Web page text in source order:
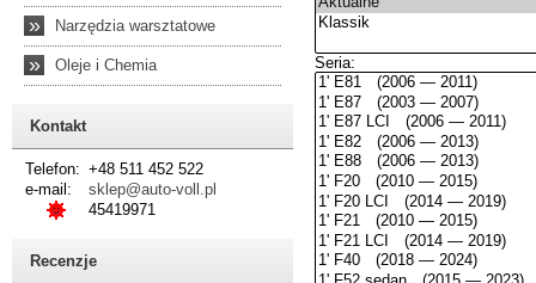
» Narzędzia warsztatowe
» Oleje i Chemia
Kontakt
Telefon: +48 511 452 522
e-mail:
sklep@auto-voll.pl
45419971
Recenzje